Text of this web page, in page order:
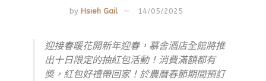
by Hsieh Gail 14/05/2025
迎接春暖花開新年迎春，慕舍酒店全館將推
出十日限定的抽紅包活動！消費滿額都有
獎，紅包好禮帶回家！於農曆春節期間預訂